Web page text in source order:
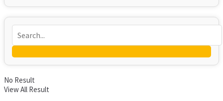
No Result
View All Result